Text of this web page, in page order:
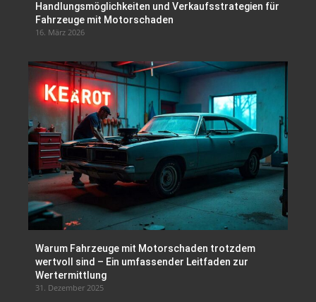
Handlungsmöglichkeiten und Verkaufsstrategien für
Fahrzeuge mit Motorschaden
16. März 2026
Warum Fahrzeuge mit Motorschaden trotzdem
wertvoll sind – Ein umfassender Leitfaden zur
Wertermittlung
31. Dezember 2025